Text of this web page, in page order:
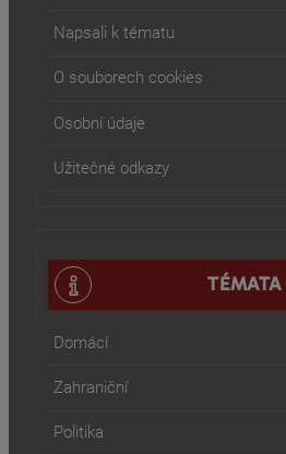
Napsali k tématu
O souborech cookies
Osobní údaje
Užitečné odkazy
TÉMATA
Domácí
Zahraniční
Politika